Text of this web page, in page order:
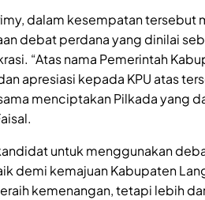
dalam kesempatan tersebut
debat perdana yang dinilai
“Atas nama Pemerintah
apresiasi kepada KPU atas
menciptakan Pilkada yang
untuk menggunakan
demi kemajuan Kabupaten
kemenangan, tetapi lebih